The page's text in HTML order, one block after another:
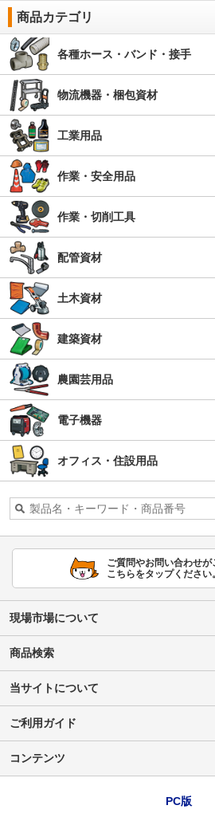
商品カテゴリ
各種ホース・バンド・接手
物流機器・梱包資材
工業用品
作業・安全用品
作業・切削工具
配管資材
土木資材
建築資材
農園芸用品
電子機器
オフィス・住設用品
ご質問やお問い合わせが
こちらをタップください。
現場市場について
商品検索
当サイトについて
ご利用ガイド
コンテンツ
PC版